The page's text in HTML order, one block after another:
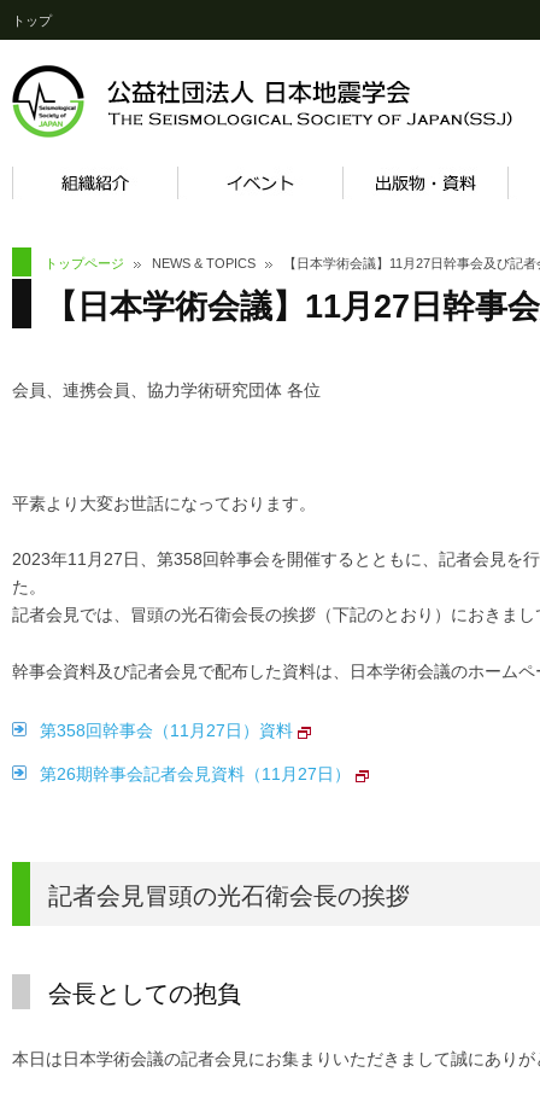
トップ
トップページ NEWS & TOPICS 【日本学術会議】11月27日幹事会及び記
【日本学術会議】11月27日幹事
会員、連携会員、協力学術研究団体 各位
平素より大変お世話になっております。
2023年11月27日、第358回幹事会を開催するとともに、記者会見を
た。
記者会見では、冒頭の光石衛会長の挨拶（下記のとおり）におきま
幹事会資料及び記者会見で配布した資料は、日本学術会議のホーム
第358回幹事会（11月27日）資料
第26期幹事会記者会見資料（11月27日）
記者会見冒頭の光石衛会長の挨拶
会長としての抱負
本日は日本学術会議の記者会見にお集まりいただきまして誠にあり